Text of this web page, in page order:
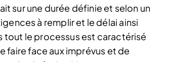
sur une durée définie et selon un
à remplir et le délai ainsi
tout le processus est caractérisé
faire face aux imprévus et de